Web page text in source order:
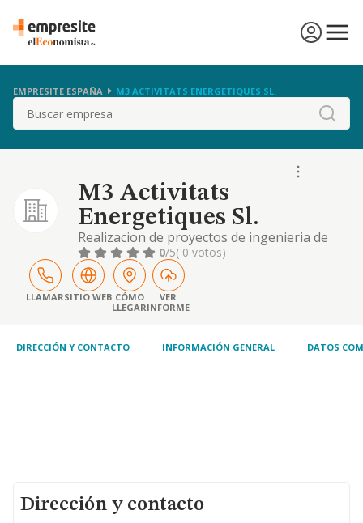
EMPRESITE ESPAÑA M3 ACTIVITATS ENERGETIQUES SL.
Buscar
M3 Activitats
Energetiques Sl.
Realizacion de proyectos de ingenieria de
eficiencia energetica y telecomunicaciones,
desarrollo de soluciones a medida para
eficiencia energetica en edificios, servicios
energeticos para instalaciones de ambito...
0/5( 0 votos)
LLAMARSITIO WEB CÓMO
LLEGAR
VER
INFORME
DIRECCIÓN Y CONTACTO INFORMACIÓN GENERAL DATOS
Dirección y contacto